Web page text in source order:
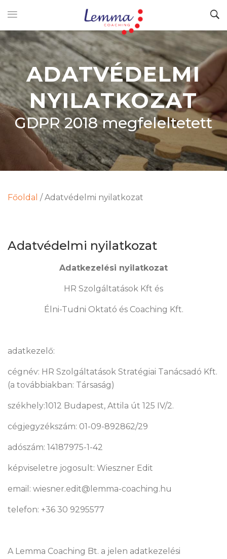
ADATVÉDELMI
NYILATKOZAT
GDPR 2018 megfeleltetett
Főoldal / Adatvédelmi nyilatkozat
Adatvédelmi nyilatkozat
Adatkezelési nyilatkozat
HR Szolgáltatások Kft és
Élni-Tudni Oktató és Coaching Kft.
adatkezelő:
cégnév: HR Szolgáltatások Stratégiai Tanácsadó Kft.
(a továbbiakban: Társaság)
székhely:1012 Budapest, Attila út 125 IV/2.
cégjegyzékszám: 01-09-892862/29
adószám: 14187975-1-42
képviseletre jogosult: Wieszner Edit
email: wiesner.edit@lemma-coaching.hu
telefon: +36 30 9295577
A Lemma Coaching Bt. a jelen adatkezelési